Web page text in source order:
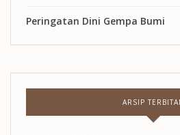
Peringatan Dini Gempa Bumi
ARSIP